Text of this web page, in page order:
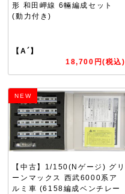
形 和田岬線 6輛編成セット
(動力付き)
【A´】
18,700円(税込)
NEW
【中古】1/150(Nゲージ) グリ
ーンマックス 西武6000系ア
ルミ車 (6158編成ベンチレー